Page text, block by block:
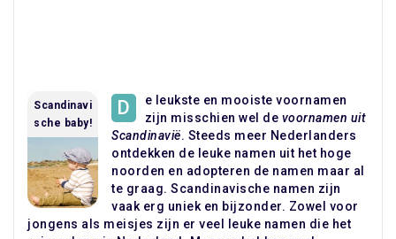
Scandinavi
sche baby!
D
e leukste en mooiste voornamen
zijn misschien wel de voornamen uit
Scandinavië. Steeds meer Nederlanders
ontdekken de leuke namen uit het hoge
noorden en adopteren de namen maar al
te graag. Scandinavische namen zijn
vaak erg uniek en bijzonder. Zowel voor
jongens als meisjes zijn er veel leuke namen die het